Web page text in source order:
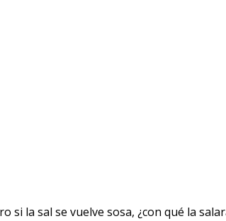
si la sal se vuelve sosa, ¿con qué la